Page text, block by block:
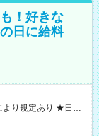
！好きな
日に給料
GET♪ お仕事後はコ
】試